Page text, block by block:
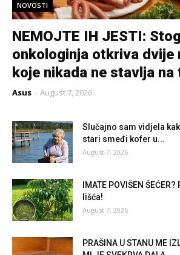
NOVOSTI
NEMOJTE IH JESTI:
onkologinja otkriva dvije
koje nikada ne stavlja na
Asus - August 7, 2026
Slučajno sam vidjela
stari smeđi kofer u...
August 7, 2026
IMATE POVIŠEN
lišća!
August 7, 2026
PRAŠINA U STANU ME